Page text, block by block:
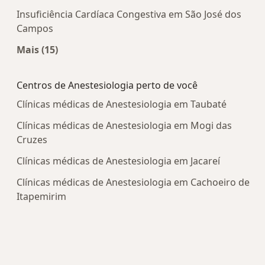
Insuficiência Cardíaca Congestiva em São José dos
Campos
Mais (15)
Centros de Anestesiologia perto de você
Clínicas médicas de Anestesiologia em Taubaté
Clínicas médicas de Anestesiologia em Mogi das
Cruzes
Clínicas médicas de Anestesiologia em Jacareí
Clínicas médicas de Anestesiologia em Cachoeiro de
Itapemirim